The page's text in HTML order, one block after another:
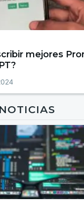
mejores